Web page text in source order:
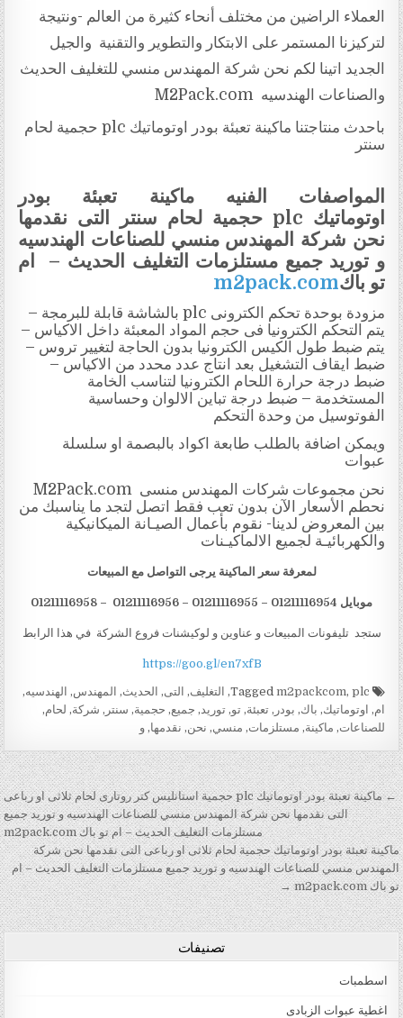
العملاء الراضين من مختلف أنحاء كثيرة من العالم -ونتيجة
لتركيزنا المستمر على الابتكار والتطوير والتقنية والجيل
الجديد اتينا لكم نحن شركة المهندس منسي للتغليف الحديث
والصناعات الهندسيهM2Pack.com
باحدث منتاجتنا ماكينة تعبئة بودر اوتوماتيك plc حجمية لحام
سنتر
المواصفات الفنيه ماكينة تعبئة بودر
اوتوماتيك plcحجمية لحام سنتر التى نقدمها
نحن شركة المهندس منسي للصناعات الهندسيه
و توريد جميع مستلزمات التغليف الحديث – ام
تو باكm2pack.com
مزودة بوحدة تحكم الكترونى plc بالشاشة قابلة للبرمجة –
يتم التحكم الكترونيا فى حجم المواد المعبئة داخل الاكياس –
يتم ضبط طول الكيس الكترونيا بدون الحاجة لتغيير تروس –
ضبط ايقاف التشغيل بعد انتاج عدد محدد من الاكياس –
ضبط درجة حرارة اللحام الكترونيا لتناسب الخامة
المستخدمة – ضبط درجة تباين الالوان وحساسية
الفوتوسيل من وحدة التحكم
ويمكن اضافة بالطلب طابعة اكواد بالبصمة او سلسلة
عبوات
نحن مجموعات شركات المهندس منسىM2Pack.com
نحطم الأسعار الآن بدون تعب فقط اتصل لتجد ما يناسبك من
بين المعروض لدينا- نقوم بأعمال الصيـانة الميكانيكية
والكهربائيـة لجميع الالماكيـنات
لمعرفة سعر الماكينة يرجى التواصل مع المبيعات
موبايل 01211 116954 – 01211116955 – 01211116956 – 01211116958
ستجد تليفونات المبيعات و عناوين و لوكيشنات فروع الشركة في هذا الرابط
https://goo.gl/en7xfB
m2packcom, plc
, التغليف, التى, الحديث, المهندس, الهندسيه,
ام, اوتوماتيك, باك, بودر ,تعبئة,تو,توريد , جميع, حجمية, سنتر , شركة, لحام,
للصناعات, ماكينة, مستلزمات, منسي, نحن, نقدمها,و
تصفّح المقالات
← ماكينة تعبئة بودر اوتوماتيك plc حجمية استانليس كتر روتارى لحام ثلاثى او رباعى
التى نقدمها نحن شركة المهندس منسي للصناعات الهندسيه و توريد جميع
مستلزمات التغليف الحديث – ام تو باك m2pack.com
ماكينة تعبئة بودر اوتوماتيك حجمية لحام ثلاثى او رباعى التى نقدمها نحن شركة
المهندس منسي للصناعات الهندسيه و توريد جميع مستلزمات التغليف الحديث – ام
تو باك m2pack.com →
تصنيفات
اسطمبات
اغطية عبوات الزبادى